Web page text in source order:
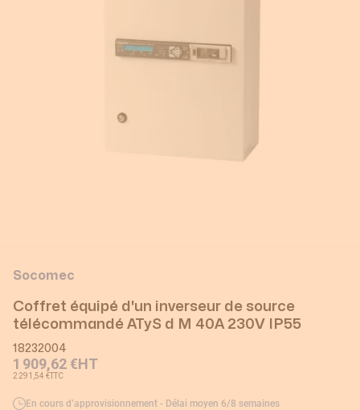
Socomec
Coffret équipé d'un inverseur de source
télécommandé ATyS d M 40A 230V IP55
18232004
1 909,62 €HT
2 291,54 €TTC
En cours d’approvisionnement - Délai moyen 6/8 semaines